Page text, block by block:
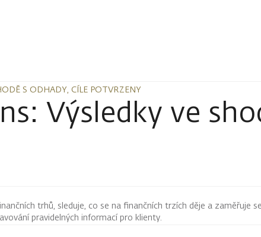
S ODHADY, CÍLE POTVRZENY
S ODHADY, CÍLE POTVRZENY
Výsledky ve
trhů, sleduje, co se na finančních trzích děje a zaměřuje
pravidelných informací pro klienty.